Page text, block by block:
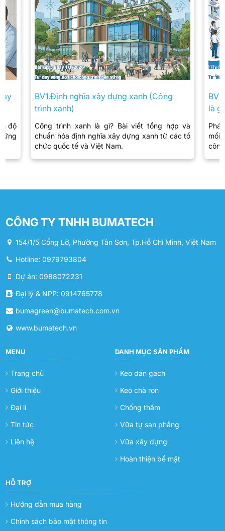
độ
BV1.Định nghĩa xây dựng xanh (Công
trình xanh)
Công trình xanh là gì? Bài viết tổng hợp và
chuẩn hóa định nghĩa xây dựng xanh từ các tổ
chức quốc tế và Việt Nam.
là
mối
CÔNG TY TNHH BUMATECH
154/1/5 Cống Lở, Phường Tân Sơn, Tp.Hồ Chí Minh, Việt Nam
Hotline: 0979793804
Dự án: 0988072231
Đại lý & NPP: 0914765778
bumagreen@bumatech.com.vn
www.bumatech.vn
MENU
Trang chủ
Giới thiệu
Đại lí
Tin tức
Liên hệ
DANH MỤC SẢN PHẨM
Keo dán gạch
Keo chà ron
Chống thấm
Vữa tự san phẳng
Vữa xây dựng
Hoàn thiện bề mặt
HỖ TRỢ
Hướng dẫn mua hàng
Chính sách bảo mật thông tin